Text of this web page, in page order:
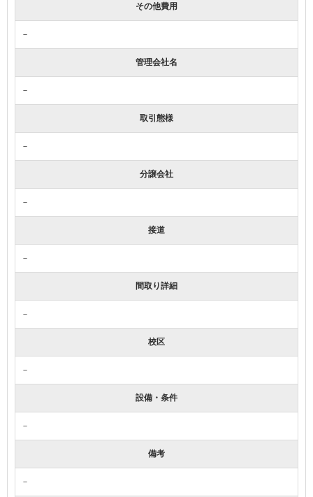
その他費用
－
管理会社名
－
取引態様
－
分譲会社
－
接道
－
間取り詳細
－
校区
－
設備・条件
－
備考
－